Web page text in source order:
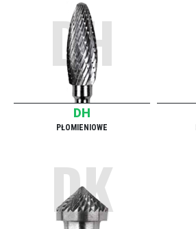
DH
DH
PŁOMIENIOWE
DK